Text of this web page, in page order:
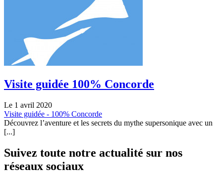
Visite guidée 100% Concorde
Le 1 avril 2020
Visite guidée - 100% Concorde
Découvrez l’aventure et les secrets du mythe supersonique avec un
[...]
Suivez toute notre actualité sur nos
réseaux sociaux